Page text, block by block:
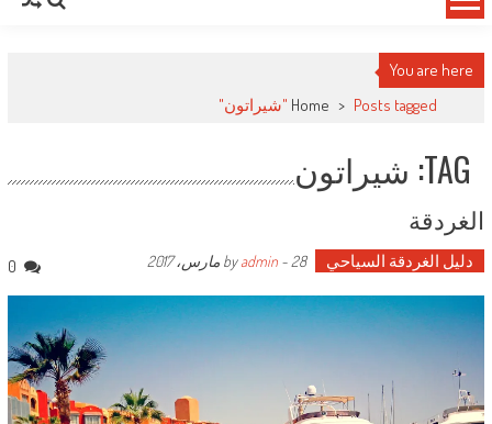
You are here
Home > Posts tagged "شيراتون"
TAG: شيراتون
الغردقة
دليل الغردقة السياحي by
admin - 28 مارس، 2017 0